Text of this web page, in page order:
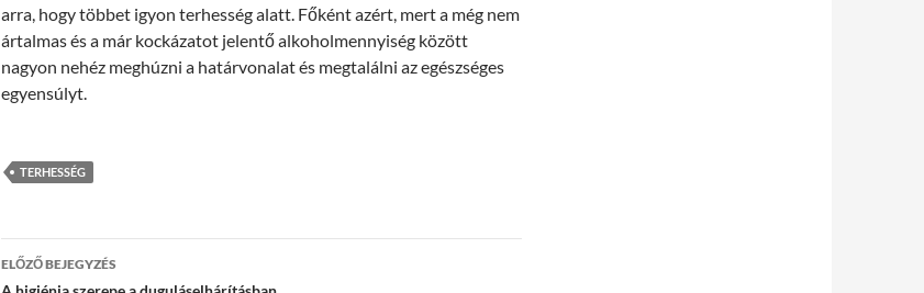
arra, hogy többet igyon terhesség alatt. Főként azért, mert a még nem
ártalmas és a már kockázatot jelentő alkoholmennyiség között
nagyon nehéz meghúzni a határvonalat és megtalálni az egészséges
egyensúlyt.
TERHESSÉG
Bejegyzések
ELŐZŐ BEJEGYZÉS